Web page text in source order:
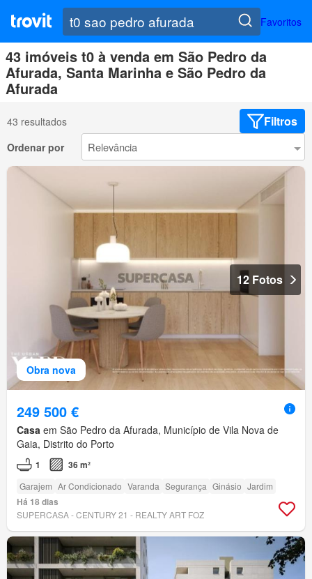
Favoritos
43 imóveis t0 à venda em São Pedro da
Afurada, Santa Marinha e São Pedro da
Afurada
43 resultados Filtros
Ordenar por
Obra nova
12 Fotos
249 500 €
Casa em São Pedro da Afurada, Município de Vila Nova de
Gaia, Distrito do Porto
1 36 m²
Garajem Ar Condicionado Varanda Segurança Ginásio Jardim
Há 18 dias
SUPERCASA - CENTURY 21 - REALTY ART FOZ